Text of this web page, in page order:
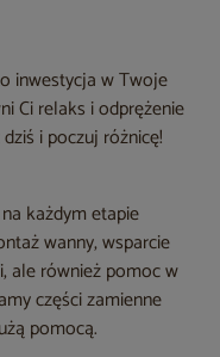
inwestycja w Twoje
Ci relaks i odprężenie
i poczuj różnicę!
każdym etapie
wanny, wsparcie
ale również pomoc w
części zamienne
pomocą.